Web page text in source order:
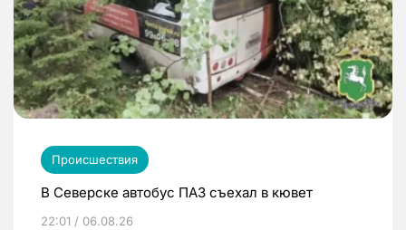
Происшествия
В Северске автобус ПАЗ съехал в кювет
22:01 / 06.08.26